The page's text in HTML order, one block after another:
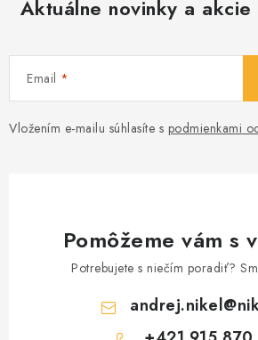
Aktuálne novinky a akcie
Email
Vložením e-mailu súhlasíte s podmienkami
Pomôžeme vám s
Potrebujete s niečím poradiť?
andrej.nikel@